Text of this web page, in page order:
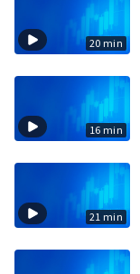
20 min
16 min
21 min